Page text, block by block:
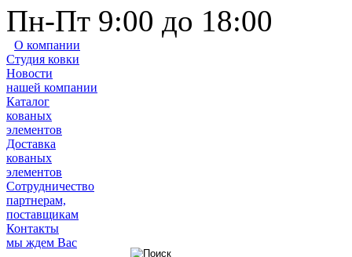
Пн-Пт 9:00 до 18:00
О компании
Студия ковки
Новости
нашей компании
Каталог
кованых
элементов
Доставка
кованых
элементов
Сотрудничество
партнерам,
поставщикам
Контакты
мы ждем Вас